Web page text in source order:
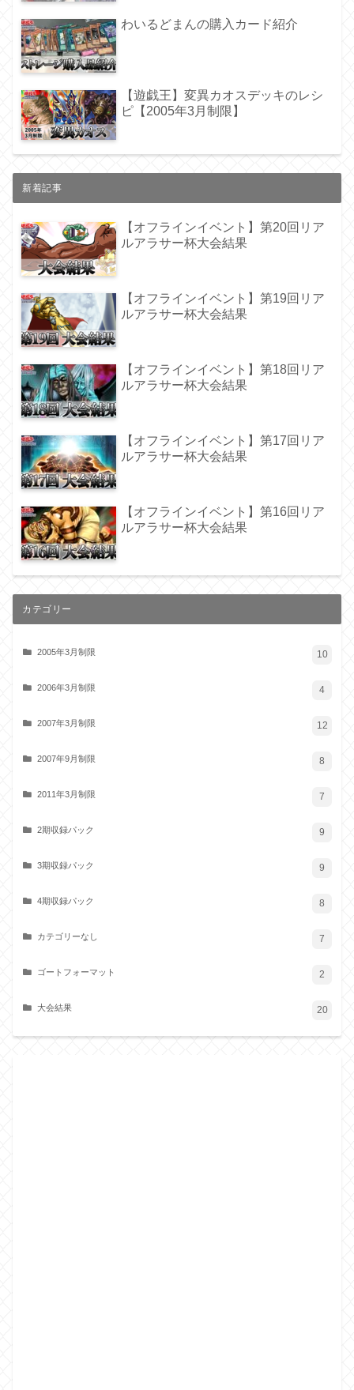
わいるどまんの購入カード紹介
【遊戯王】変異カオスデッキのレシ
ピ【2005年3月制限】
新着記事
【オフラインイベント】第20回リア
ルアラサー杯大会結果
【オフラインイベント】第19回リア
ルアラサー杯大会結果
【オフラインイベント】第18回リア
ルアラサー杯大会結果
【オフラインイベント】第17回リア
ルアラサー杯大会結果
【オフラインイベント】第16回リア
ルアラサー杯大会結果
カテゴリー
2005年3月制限 10
2006年3月制限 4
2007年3月制限 12
2007年9月制限 8
2011年3月制限 7
2期収録パック 9
3期収録パック 9
4期収録パック 8
カテゴリーなし 7
ゴートフォーマット 2
大会結果 20